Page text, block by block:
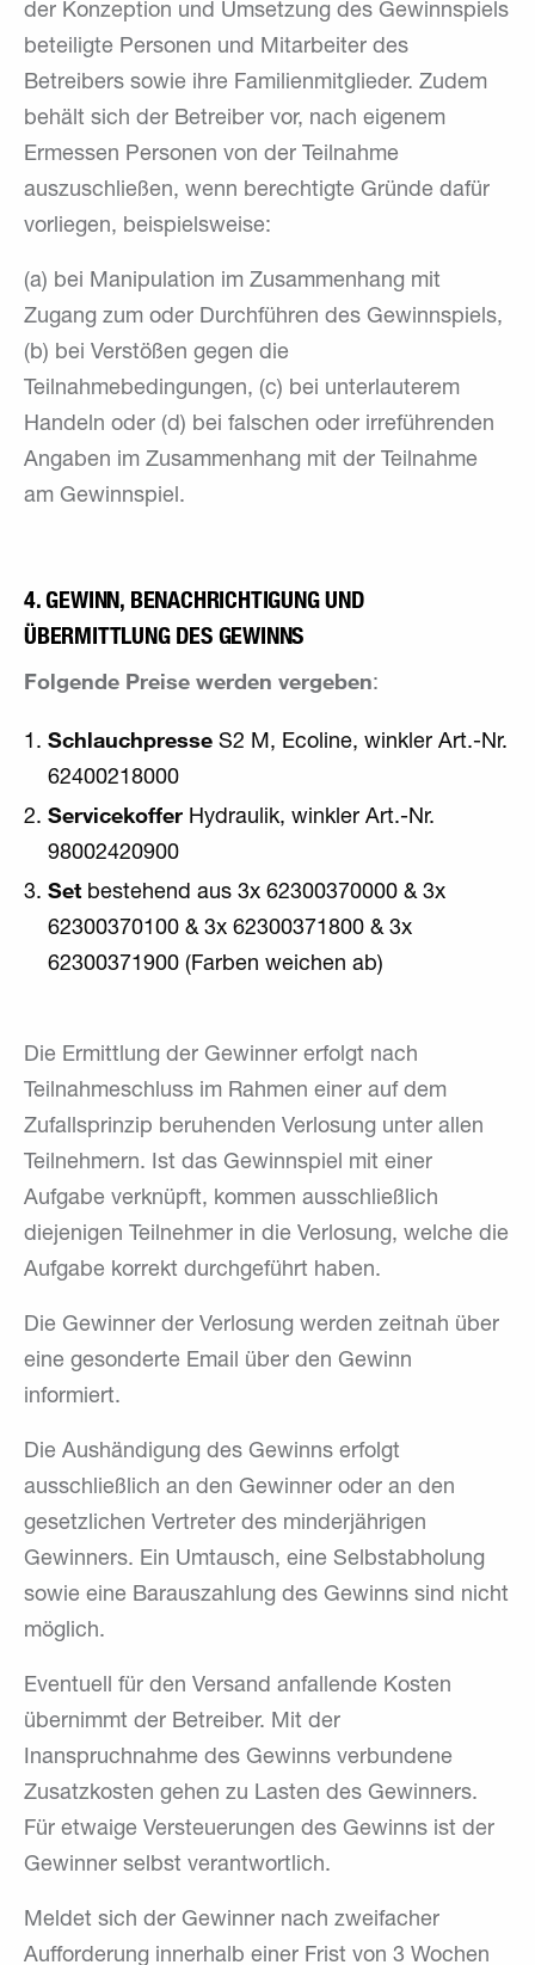
der Konzeption und Umsetzung des Gewinnspiels
beteiligte Personen und Mitarbeiter des
Betreibers sowie ihre Familienmitglieder. Zudem
behält sich der Betreiber vor, nach eigenem
Ermessen Personen von der Teilnahme
auszuschließen, wenn berechtigte Gründe dafür
vorliegen, beispielsweise:
(a) bei Manipulation im Zusammenhang mit
Zugang zum oder Durchführen des Gewinnspiels,
(b) bei Verstößen gegen die
Teilnahmebedingungen, (c) bei unterlauterem
Handeln oder (d) bei falschen oder irreführenden
Angaben im Zusammenhang mit der Teilnahme
am Gewinnspiel.
4. GEWINN, BENACHRICHTIGUNG UND
ÜBERMITTLUNG DES GEWINNS
Folgende Preise werden vergeben:
Schlauchpresse S2 M, Ecoline, winkler Art.-Nr.
62400218000
Servicekoffer Hydraulik, winkler Art.-Nr.
98002420900
Set bestehend aus 3x 62300370000 & 3x
62300370100 & 3x 62300371800 & 3x
62300371900 (Farben weichen ab)
Die Ermittlung der Gewinner erfolgt nach
Teilnahmeschluss im Rahmen einer auf dem
Zufallsprinzip beruhenden Verlosung unter allen
Teilnehmern. Ist das Gewinnspiel mit einer
Aufgabe verknüpft, kommen ausschließlich
diejenigen Teilnehmer in die Verlosung, welche die
Aufgabe korrekt durchgeführt haben.
Die Gewinner der Verlosung werden zeitnah über
eine gesonderte Email über den Gewinn
informiert.
Die Aushändigung des Gewinns erfolgt
ausschließlich an den Gewinner oder an den
gesetzlichen Vertreter des minderjährigen
Gewinners. Ein Umtausch, eine Selbstabholung
sowie eine Barauszahlung des Gewinns sind nicht
möglich.
Eventuell für den Versand anfallende Kosten
übernimmt der Betreiber. Mit der
Inanspruchnahme des Gewinns verbundene
Zusatzkosten gehen zu Lasten des Gewinners.
Für etwaige Versteuerungen des Gewinns ist der
Gewinner selbst verantwortlich.
Meldet sich der Gewinner nach zweifacher
Aufforderung innerhalb einer Frist von 3 Wochen